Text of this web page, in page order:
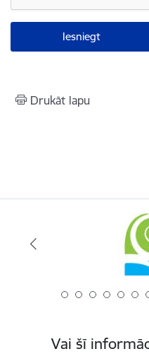
Drukāt lapu
Vai šī